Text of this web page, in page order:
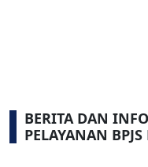
BERITA DAN
PELAYANAN